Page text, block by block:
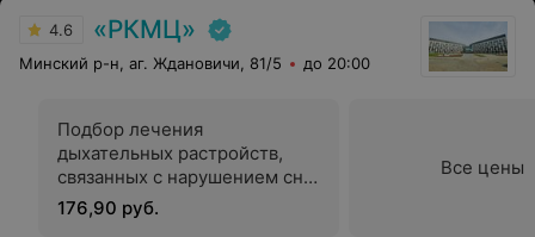
4.6 «РКМЦ»
Минский р-н, аг. Ждановичи, 81/5 до 20:00
Подбор лечения
дыхательных растройств,
связанных с нарушением сна
с помощью аппарата для
терапии РrismaLab,
176,90 руб.
Все цены